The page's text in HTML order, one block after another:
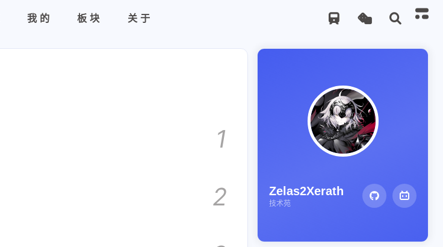
我的 板块 关于
1
2 Zelas2Xerath
技术苑